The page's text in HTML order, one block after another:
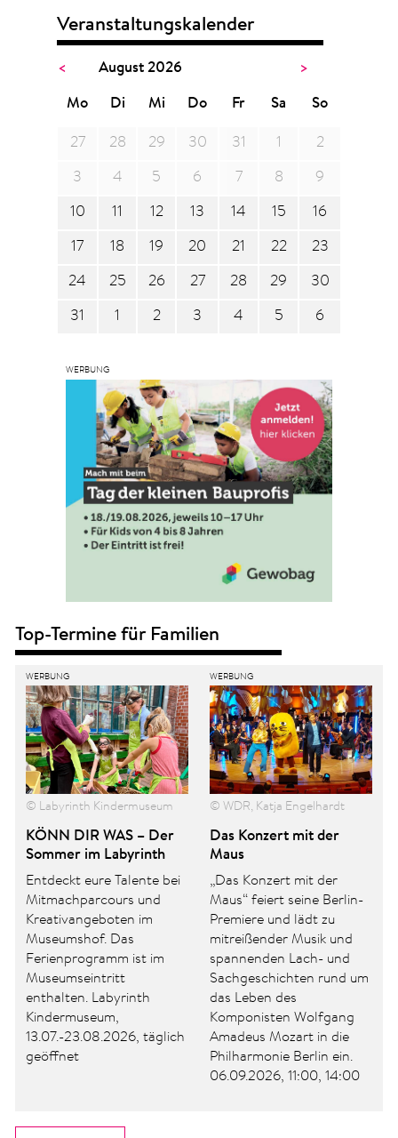
Veranstaltungskalender
< August 2026 >
Mo Di Mi Do Fr Sa So
27 28 29 30 31 1 2
3 4 5 6 7 8 9
10 11 12 13 14 15 16
17 18 19 20 21 22 23
24 25 26 27 28 29 30
31 1 2 3 4 5 6
Top-Termine für Familien
© WDR, Katja Engelhardt
Das Konzert mit der
Maus
„Das Konzert mit der
Maus“ feiert seine Berlin-
Premiere und lädt zu
mitreißender Musik und
spannenden Lach- und
Sachgeschichten rund um
das Leben des
Komponisten Wolfgang
Amadeus Mozart in die
Philharmonie Berlin ein.
© Stadt Hennigsdorf, KI
Hennigsdorfer Festmeile
Von Freitag, 28.08. bis
Sonntag, 30.08.2026
verwandelt sich die
Hennigsdorfer Innenstadt
in eine bunte Festmeile.
Auf zwei Bühnen erwartet
euch ein abwechslungs­
reiches Programm mit
vielen Künstler:innen.